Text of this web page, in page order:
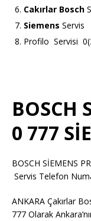
Cakırlar Bosch
Siemens Servis
Profilo Servisi
BOSCH
0 777
BOSCH SİEMENS
Servis Telefon
ANKARA Çakırlar
777 Olarak